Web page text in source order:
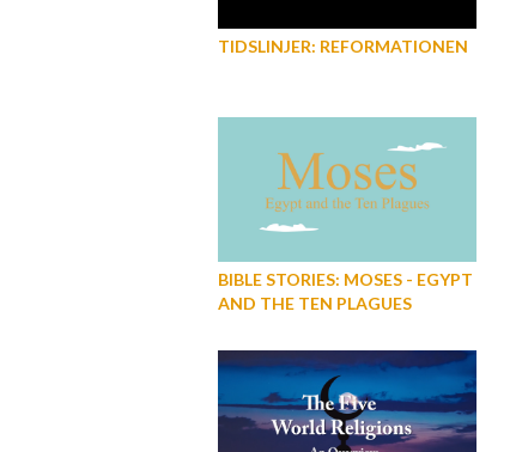
TIDSLINJER: REFORMATIONEN
BIBLE STORIES: MOSES - EGYPT
AND THE TEN PLAGUES